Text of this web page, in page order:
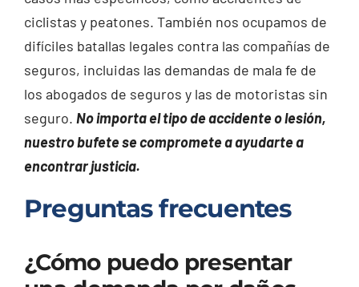
ciclistas y peatones. También nos ocupamos de
difíciles batallas legales contra las compañías de
seguros, incluidas las demandas de mala fe de
los abogados de seguros y las de motoristas sin
seguro. No importa el tipo de accidente o lesión,
nuestro bufete se compromete a ayudarte a
encontrar justicia.
Preguntas frecuentes
¿Cómo puedo presentar